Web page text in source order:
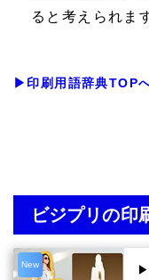
ると考えられま
▶印刷用語辞典TOP
ビジプリの印
New
▶